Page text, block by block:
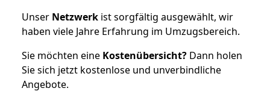
Unser Netzwerk ist sorgfältig ausgewählt, wir
haben viele Jahre Erfahrung im Umzugsbereich.
Sie möchten eine Kostenübersicht? Dann holen
Sie sich jetzt kostenlose und unverbindliche
Angebote.